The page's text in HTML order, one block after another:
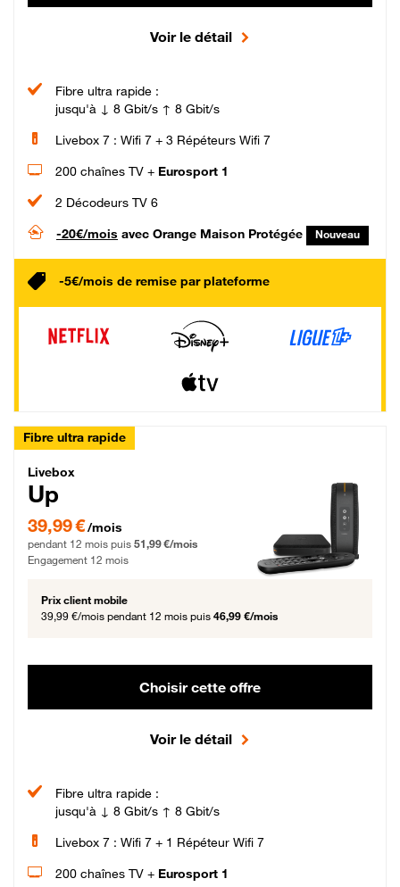
Voir le détail
Fibre ultra rapide :
jusqu'à ↓ 8 Gbit/s ↑ 8 Gbit/s
Livebox 7 : Wifi 7 + 3 Répéteurs Wifi 7
200 chaînes TV + Eurosport 1
2 Décodeurs TV 6
-20€/mois avec Orange Maison Protégée Nouveau
-5€/mois de remise par plateforme
Fibre ultra rapide
Livebox Up Fibre
Livebox
Up
39,99 € par mois pendant 12 mois puis 51,99 € par mois, Engagement 12 mois
39,99 €/mois
pendant 12 mois puis 51,99 €/mois
Engagement 12 mois
Prix client mobile
39,99 €/mois pendant 12 mois puis 46,99 €/mois
Choisir cette offre
Voir le détail
Fibre ultra rapide :
jusqu'à ↓ 8 Gbit/s ↑ 8 Gbit/s
Livebox 7 : Wifi 7 + 1 Répéteur Wifi 7
200 chaînes TV + Eurosport 1